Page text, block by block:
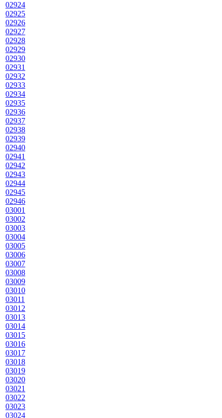
02924
02925
02926
02927
02928
02929
02930
02931
02932
02933
02934
02935
02936
02937
02938
02939
02940
02941
02942
02943
02944
02945
02946
03001
03002
03003
03004
03005
03006
03007
03008
03009
03010
03011
03012
03013
03014
03015
03016
03017
03018
03019
03020
03021
03022
03023
03024